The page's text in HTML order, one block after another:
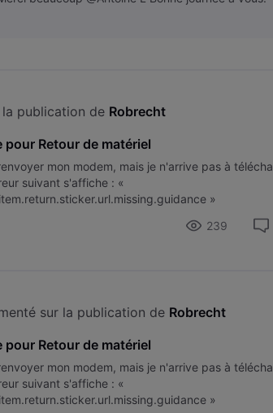
la publication de Robrecht
pour Retour de matériel
mon modem, mais je n'arrive pas à
suivant s'affiche : «
»
239
sur la publication de Robrecht
pour Retour de matériel
mon modem, mais je n'arrive pas à
suivant s'affiche : «
»